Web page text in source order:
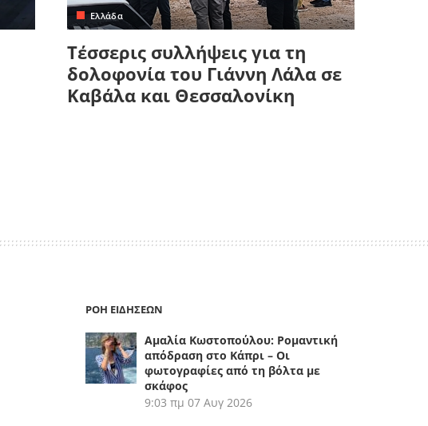
Ελλάδα
Τέσσερις συλλήψεις για τη
δολοφονία του Γιάννη Λάλα σε
Καβάλα και Θεσσαλονίκη
ΡΟΗ ΕΙΔΗΣΕΩΝ
Αμαλία Κωστοπούλου: Ρομαντική
απόδραση στο Κάπρι – Οι
φωτογραφίες από τη βόλτα με
σκάφος
9:03 πμ 07 Αυγ 2026